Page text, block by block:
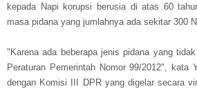
kepada Napi korupsi berusia di atas 60
masa pidana yang jumlahnya ada sekitar 300
"Karena ada beberapa jenis pidana yang
Peraturan Pemerintah Nomor 99/2012", kata
dengan Komisi III DPR yang digelar secara